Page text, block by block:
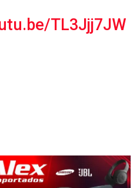
TL3Jjj7JW